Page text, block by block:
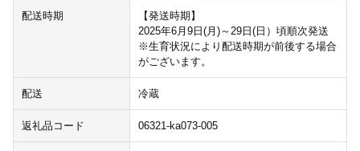
配送時期
【発送時期】
2025年6月9日(月)～29日(日）頃順次発送
※生育状況により配送時期が前後する場合
がございます。
配送 冷蔵
返礼品コード 06321-ka073-005